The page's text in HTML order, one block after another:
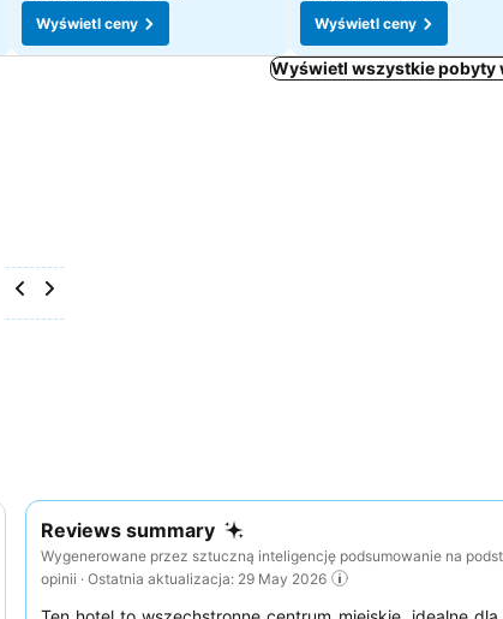
Wyświetl ceny
Wyświetl ceny
Wyświetl wszystkie pobyty
Reviews summary
Wygenerowane przez sztuczną inteligencję podsumowanie na
opinii · Ostatnia aktualizacja: 29 May 2026